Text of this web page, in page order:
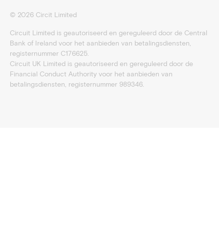
© 2026Circit Limited
Circuit Limited is geautoriseerd en gereguleerd door de Central
Bank of Ireland voor het aanbieden van betalingsdiensten,
registernummer C176625.
Circuit UK Limited is geautoriseerd en gereguleerd door de
Financial Conduct Authority voor het aanbieden van
betalingsdiensten, registernummer 989346.